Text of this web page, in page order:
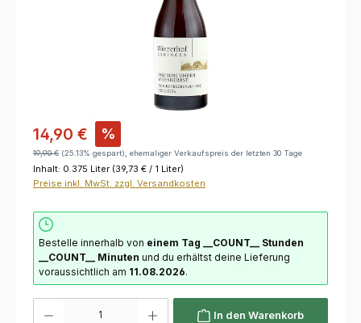
14,90 € %
19,90 € (25.13% gespart), ehemaliger Verkaufspreis der letzten 30 Tage
Inhalt: 0.375 Liter (39,73 € / 1 Liter)
Preise inkl. MwSt. zzgl. Versandkosten
Bestelle innerhalb von einem Tag
__COUNT__ Stunden
__COUNT__ Minuten und du erhältst deine Lieferung
voraussichtlich am 11.08.2026.
In den Warenkorb